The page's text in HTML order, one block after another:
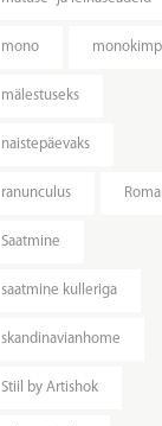
mono monokimp
mälestuseks
naistepäevaks
ranunculus
Saatmine
saatmine kulleriga
skandinavianhome
Stiil by Artishok